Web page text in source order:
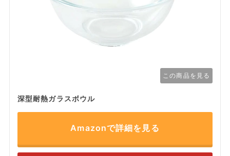
この商品を見る
深型耐熱ガラスボウル
Amazonで詳細を見る